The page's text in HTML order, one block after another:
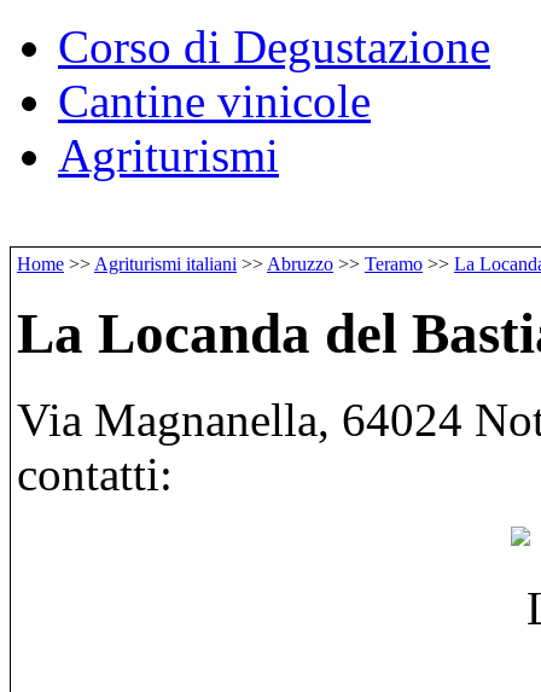
Corso di Degustazione
Cantine vinicole
Agriturismi
Home >> Agriturismi italiani >> Abruzzo >> Teramo >> La
La Locanda del
Via Magnanella, 64024
contatti: